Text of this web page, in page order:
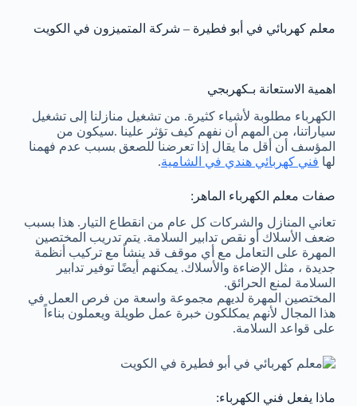
معلم كهربائي في أبو فطيرة – شركة المتميزون في الكويت
اهمية الاستعانة بـكهربجي
الكهرباء مطلوبة لأشياء كثيرة. من تشغيل منازلنا إلى تشغيل
سياراتنا، من المهم أن نفهم كيف تؤثر علينا .سيكون من
المؤسف أن أقل ما يقال إذا تعرضنا للصعق بسبب عدم فهمنا
لها فني كهربائي هندي في الشامية.
صفات معلم الكهرباء الماهر:
تعاني المنازل والشركات كل عام من انقطاع التيار. هذا بسبب
ضعف الأسلاك أو نقص تدابير السلامة. يتم تدريب المختصين
المهرة على التعامل مع أي موقف قد ينشأ مع تركيب أنظمة
جديدة ، مثل الإضاءة والأسلاك. يمكنهم أيضًا توفير تدابير
السلامة لمنع الحرائق.
المختصين المهرة لديهم مجموعة واسعة من فرص العمل في
هذا المجال لأنهم يمكلكون خبرة عمل طويلة ويعملون بناءاً
على قواعد السلامة.
ماذا يفعل فني الكهرباء: